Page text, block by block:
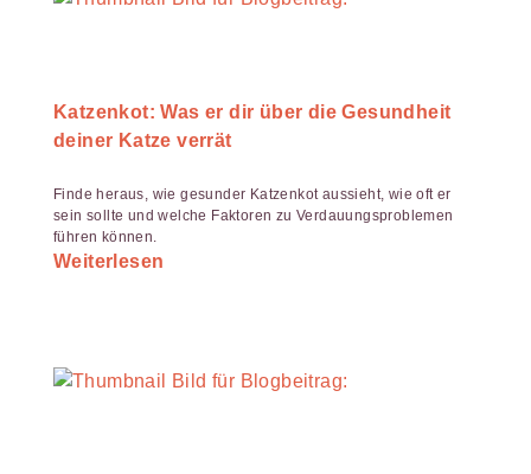
Katzenkot: Was er dir über die Gesundheit
deiner Katze verrät
Finde heraus, wie gesunder Katzenkot aussieht, wie oft er
sein sollte und welche Faktoren zu Verdauungsproblemen
führen können.
Weiterlesen